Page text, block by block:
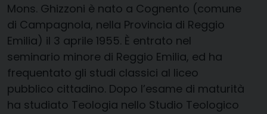
Mons. Ghizzoni è nato a Cognento (comune
di Campagnola, nella Provincia di Reggio
Emilia) il 3 aprile 1955. È entrato nel
seminario minore di Reggio Emilia, ed ha
frequentato gli studi classici al liceo
pubblico cittadino. Dopo l’esame di maturità
ha studiato Teologia nello Studio Teologico